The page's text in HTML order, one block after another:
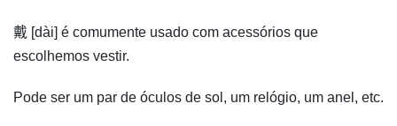
戴 [dài] é comumente usado com acessórios que
escolhemos vestir.
Pode ser um par de óculos de sol, um relógio, um anel, etc.